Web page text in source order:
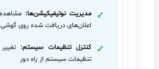
مدیریت نوتیفیکیشن‌ها:
اعلان‌های دریافت شده روی گوشی
کنترل تنظیمات سیستم:
تنظیمات سیستم از راه دور